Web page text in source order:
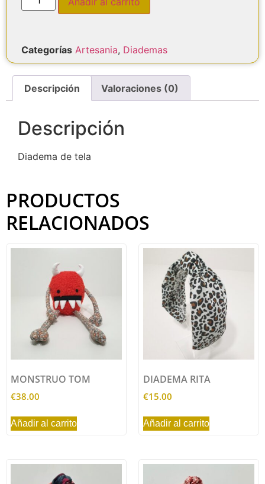
Categorías Artesania, Diademas
Descripción Valoraciones (0)
Descripción
Diadema de tela
PRODUCTOS
RELACIONADOS
MONSTRUO TOM
€38.00
Añadir al carrito
DIADEMA RITA
€15.00
Añadir al carrito